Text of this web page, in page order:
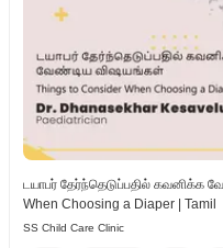
டயாபர் தேர்ந்தெடுப்பதில் கவனிக்க
When Choosing a Diaper | Tamil
SS Child Care Clinic